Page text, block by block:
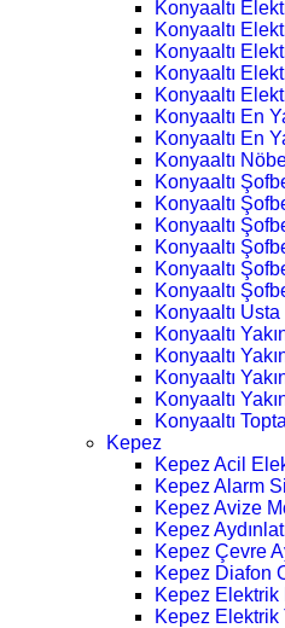
Konyaaltı
Konyaaltı
Konyaaltı
Konyaaltı
Konyaaltı
Konyaaltı En
Konyaaltı En
Konyaaltı
Konyaaltı
Konyaaltı
Konyaaltı
Konyaaltı
Konyaaltı
Konyaaltı
Konyaaltı
Konyaaltı
Konyaaltı
Konyaaltı
Konyaaltı
Konyaaltı
Kepez
Kepez Acil
Kepez Alarm
Kepez Avize
Kepez
Kepez Çevre
Kepez Diafon
Kepez Elektrik
Kepez Elektrik